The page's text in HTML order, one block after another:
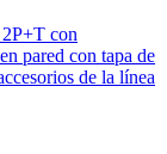
con
pared con tapa de
de la línea